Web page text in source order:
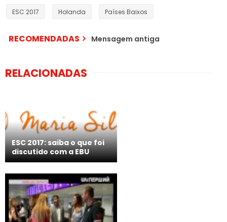
ESC 2017 Holanda Países Baixos
RECOMENDADAS Mensagem antiga
RELACIONADAS
ESC 2017: saiba o que foi
discutido com a EBU